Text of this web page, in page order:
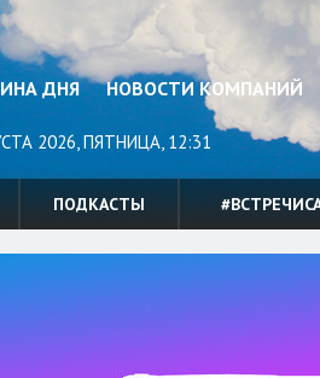
ДНЯ НОВОСТИ КОМПАНИЙ
2026, ПЯТНИЦА, 12:31
ПОДКАСТЫ